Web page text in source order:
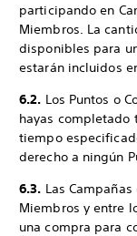
participando en
Miembros. La
disponibles para
estarán incluidos
6.2. Los Puntos o
hayas completado
tiempo
derecho a ningún
6.3. Las
Miembros y entre
una compra para